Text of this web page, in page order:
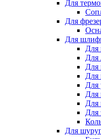
Для
Для
Для
Для
Для
Для
Для
Для
Для
Для
Для
Для